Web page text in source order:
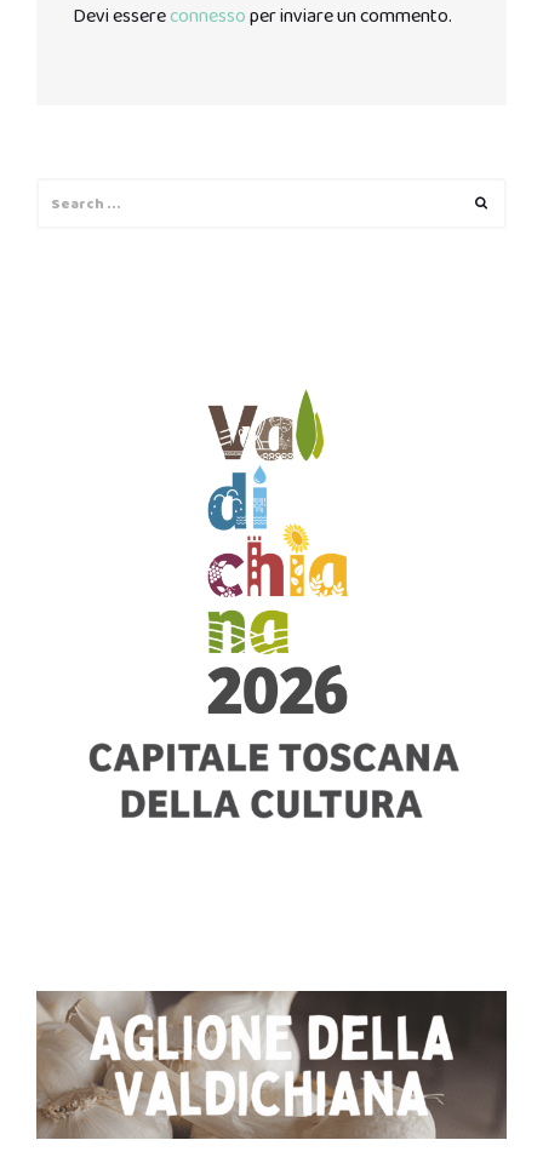
Devi essereconnessoper inviare un commento.
for: